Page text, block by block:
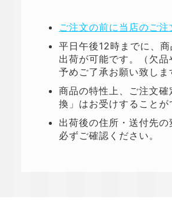
ご注文の前に当店のご注
平日午後12時までに、
出荷が可能です。（欠
予めご了承お願い致しま
商品の特性上、ご注文
換」はお受けすることが
出荷後の住所・送付先
必ずご確認ください。